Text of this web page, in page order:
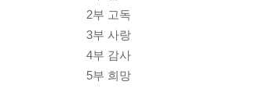
2부 고독
3부 사랑
4부 감사
5부 희망